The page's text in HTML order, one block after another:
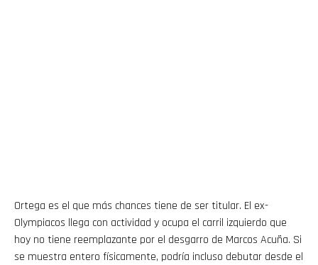
Ortega es el que más chances tiene de ser titular. El ex-
Olympiacos llega con actividad y ocupa el carril izquierdo que
hoy no tiene reemplazante por el desgarro de Marcos Acuña. Si
se muestra entero físicamente, podría incluso debutar desde el